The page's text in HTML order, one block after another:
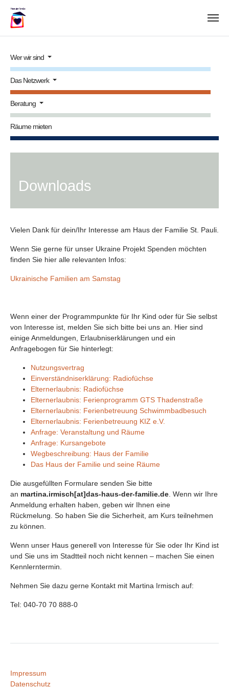
Wer wir sind
Das Netzwerk
Beratung
Räume mieten
Downloads
Vielen Dank für dein/Ihr Interesse am Haus der Familie St. Pauli.
Wenn Sie gerne für unser Ukraine Projekt Spenden möchten
finden Sie hier alle relevanten Infos:
Ukrainische Familien am Samstag
Wenn einer der Programmpunkte für Ihr Kind oder für Sie selbst
von Interesse ist, melden Sie sich bitte bei uns an. Hier sind
einige Anmeldungen, Erlaubniserklärungen und ein
Anfragebogen für Sie hinterlegt:
Nutzungsvertrag
Einverständniserklärung: Radiofüchse
Elternerlaubnis: Radiofüchse
Elternerlaubnis: Ferienprogramm GTS Thadenstraße
Elternerlaubnis: Ferienbetreuung Schwimmbadbesuch
Elternerlaubnis: Ferienbetreuung KIZ e.V.
Anfrage: Veranstaltung und Räume
Anfrage: Kursangebote
Wegbeschreibung: Haus der Familie
Das Haus der Familie und seine Räume
Die ausgefüllten Formulare senden Sie bitte
an martina.irmisch[at]das-haus-der-familie.de . Wenn wir Ihre
Anmeldung erhalten haben, geben wir Ihnen eine
Rückmelung. So haben Sie die Sicherheit, am Kurs teilnehmen
zu können.
Wenn unser Haus generell von Interesse für Sie oder Ihr Kind ist
und Sie uns im Stadtteil noch nicht kennen – machen Sie einen
Kennlerntermin.
Nehmen Sie dazu gerne Kontakt mit Martina Irmisch auf:
Tel: 040-70 70 888-0
Impressum
Datenschutz